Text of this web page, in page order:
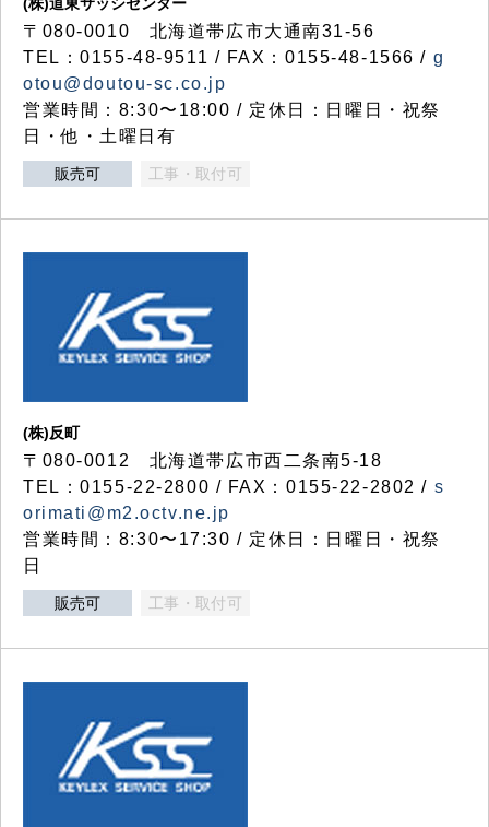
〒080-0010 北海道帯広市大通南31-56
TEL：0155-48-9511 / FAX：0155-48-1566 / g
otou@doutou-sc.co.jp
営業時間：8:30〜18:00 / 定休日：日曜日・祝祭
日・他・土曜日有
販売可 工事・取付可
(株)反町
〒080-0012 北海道帯広市西二条南5-18
TEL：0155-22-2800 / FAX：0155-22-2802 / s
orimati@m2.octv.ne.jp
営業時間：8:30〜17:30 / 定休日：日曜日・祝祭
日
販売可 工事・取付可